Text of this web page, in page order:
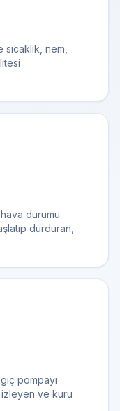
nem,
durumu
durduran,
pompayı
ve kuru